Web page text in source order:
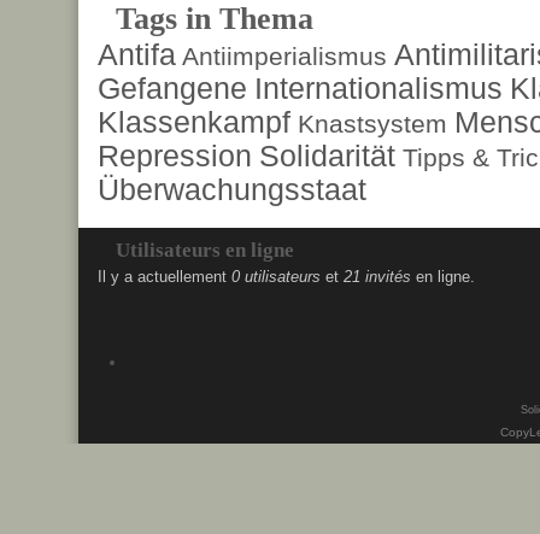
Tags in Thema
Antifa Antiimperialismus
Gefangene Internationalismus
Klassenkampf Knastsystem
Repression Solidarität Tipps &
Überwachungsstaat
Utilisateurs en ligne
Il y a actuellement 0 utilisateurs et 21 invités en ligne.